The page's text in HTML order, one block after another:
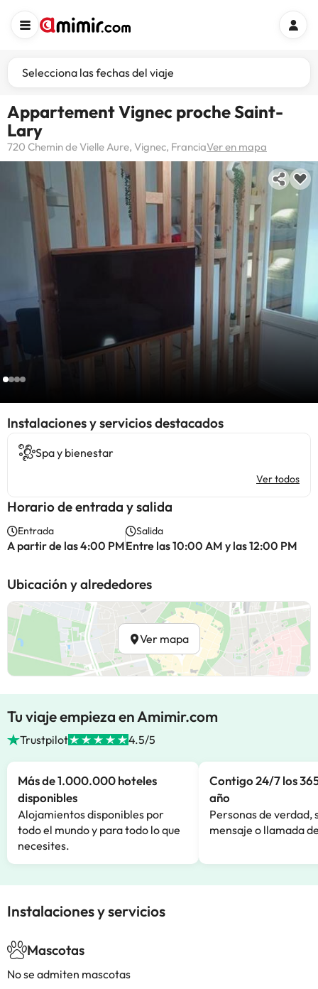
Selecciona las fechas del viaje
Appartement Vignec proche Saint-
Lary
720 Chemin de Vielle Aure, Vignec, FranciaVer en mapa
Instalaciones y servicios destacados
Spa y bienestar
Ver todos
Horario de entrada y salida
Entrada
A partir de las 4:00 PM
Salida
Entre las 10:00 AM y las 12:00 PM
Ubicación y alrededores
Ver mapa
Tu viaje empieza en Amimir.com
Trustpilot 4.5/5
Más de 1.000.000 hoteles
disponibles
Alojamientos disponibles por
todo el mundo y para todo lo que
necesites.
Contigo 24/7 los
año
Personas de verdad,
mensaje o llamada
Instalaciones y servicios
Mascotas
No se admiten mascotas